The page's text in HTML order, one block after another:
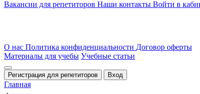
Вакансии для репетиторов Наши контакты Войти в
О нас Политика конфиденциальности Договор оферты
Материалы для учебы Учебные статьи
Регистрация для репетиторов Вход
Главная